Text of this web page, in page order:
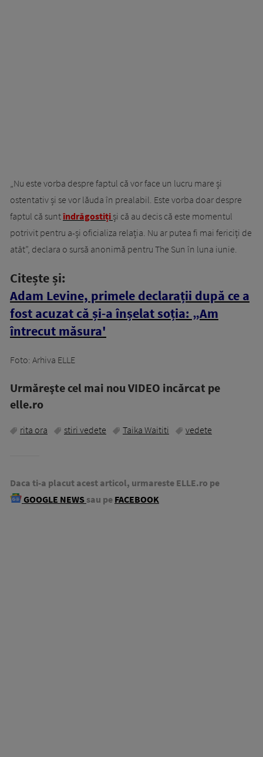
„Nu este vorba despre faptul că vor face un lucru mare și
ostentativ și se vor lăuda în prealabil. Este vorba doar despre
faptul că suntîndrăgostițiși că au decis că este momentul
potrivit pentru a-și oficializa relația. Nu ar putea fi mai fericiți de
atât”, declara o sursă anonimă pentru The Sun în luna iunie.
Citește și:
Adam Levine, primele declarații după ce a
fost acuzat că și-a înșelat soția: „Am
întrecut măsura'
Foto: Arhiva ELLE
Urmăreşte cel mai nou VIDEO incărcat pe
elle.ro
rita ora stiri vedete Taika Waititi vedete
Daca ti-a placut acest articol, urmareste ELLE.ro pe
GOOGLE NEWS sau pe FACEBOOK